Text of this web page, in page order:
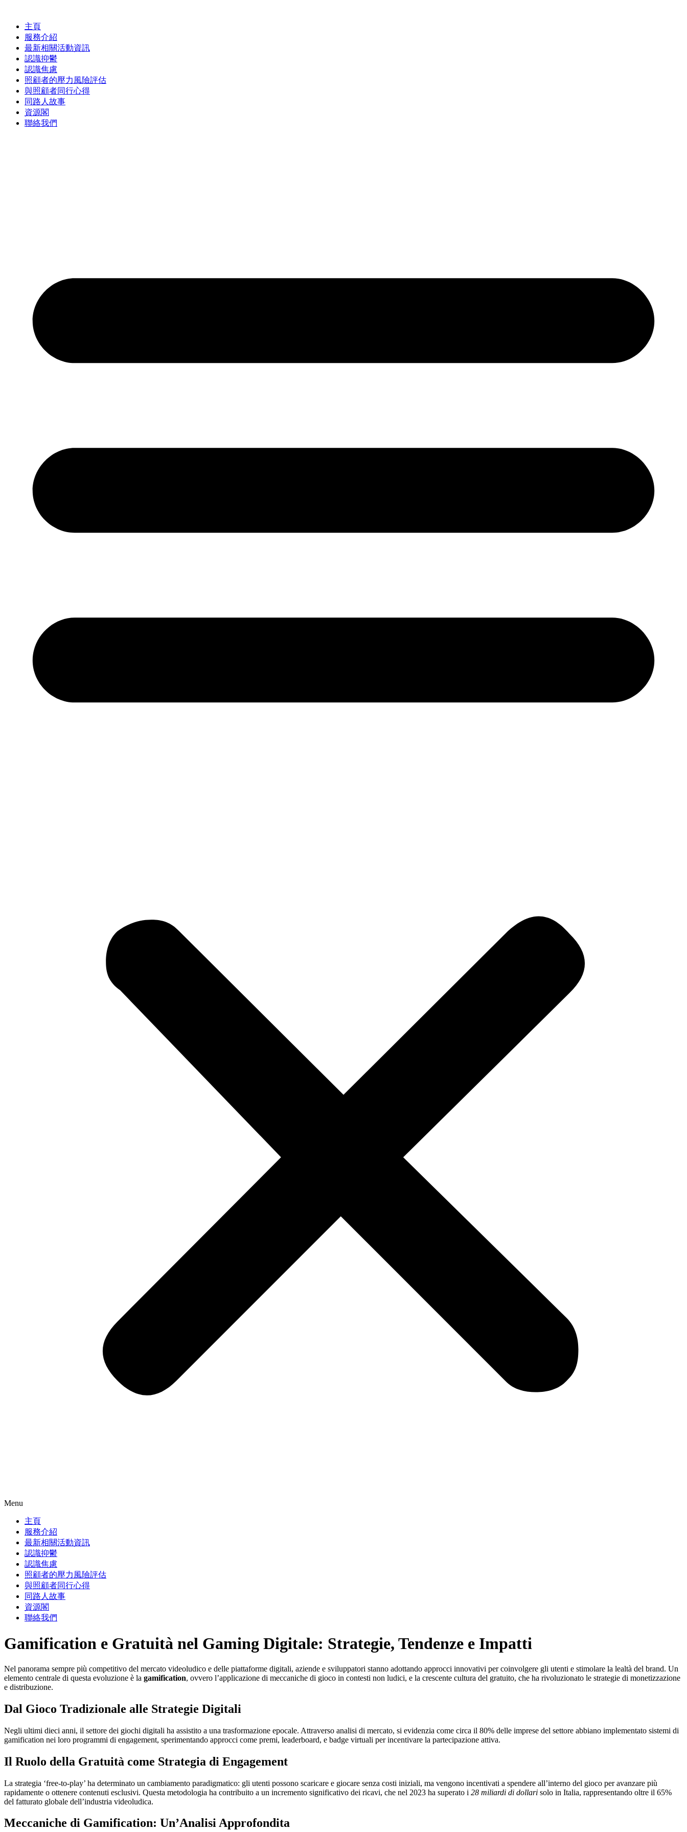
content主頁
服務介紹
最新相關活動資訊
認識抑鬱
認識焦慮
照顧者的壓力風險評估
與照顧者同行心得
同路人故事
資源閣
聯絡我們
Menu
主頁
服務介紹
最新相關活動資訊
認識抑鬱
認識焦慮
照顧者的壓力風險評估
與照顧者同行心得
同路人故事
資源閣
聯絡我們
Gamification e Gratuità nel Gaming Digitale: Strategie, Tendenze e Impatti
Nel panorama sempre più competitivo del mercato videoludico e delle piattaforme digitali, aziende e sviluppatori stanno adottando approcci innovativi per coinvolgere gli utenti e stimolare la lealtà del brand. Un
elemento centrale di questa evoluzione è la gamification, ovvero l’applicazione di meccaniche di gioco in contesti non ludici, e la crescente cultura del gratuito, che ha rivoluzionato le strategie di monetizzazione
e distribuzione.
Dal Gioco Tradizionale alle Strategie Digitali
Negli ultimi dieci anni, il settore dei giochi digitali ha assistito a una trasformazione epocale. Attraverso analisi di mercato, si evidenzia come circa il 80% delle imprese del settore abbiano implementato sistemi di
gamification nei loro programmi di engagement, sperimentando approcci come premi, leaderboard, e badge virtuali per incentivare la partecipazione attiva.
Il Ruolo della Gratuità come Strategia di Engagement
La strategia ‘free-to-play’ ha determinato un cambiamento paradigmatico: gli utenti possono scaricare e giocare senza costi iniziali, ma vengono incentivati a spendere all’interno del gioco per avanzare più
rapidamente o ottenere contenuti esclusivi. Questa metodologia ha contribuito a un incremento significativo dei ricavi, che nel 2023 ha superato i 28 miliardi di dollari solo in Italia, rappresentando oltre il 65%
del fatturato globale dell’industria videoludica.
Meccaniche di Gamification: Un’Analisi Approfondita